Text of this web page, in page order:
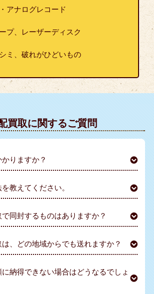
アナログレコード
プ、レーザーディスク
ミ、破れがひどいもの
買取に関するご質問
りますか？
教えてください。
同封するものはありますか？
、どの地域からでも送れますか？
納得できない場合はどうなるでしょ